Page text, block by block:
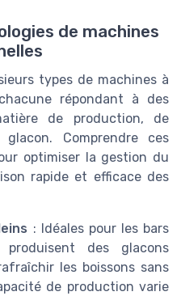
de machines
types de machines à
répondant à des
de production, de
Comprendre ces
optimiser la gestion du
rapide et efficace des
: Idéales pour les bars
des glacons
les boissons sans
de production varie